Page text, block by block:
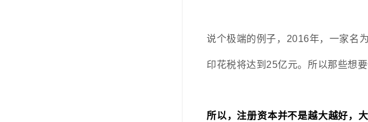
说个极端的例子，2016年，一家名
印花税将达到25亿元。所以那些想
所以，注册资本并不是越大越好，